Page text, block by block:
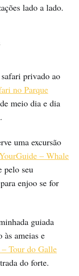
lado a lado.
privado ao
no Parque
meio dia e dia
uma excursão
– Whale
pelo seu
enjoo se for
guiada
ameias e
Tour do Galle
do forte.